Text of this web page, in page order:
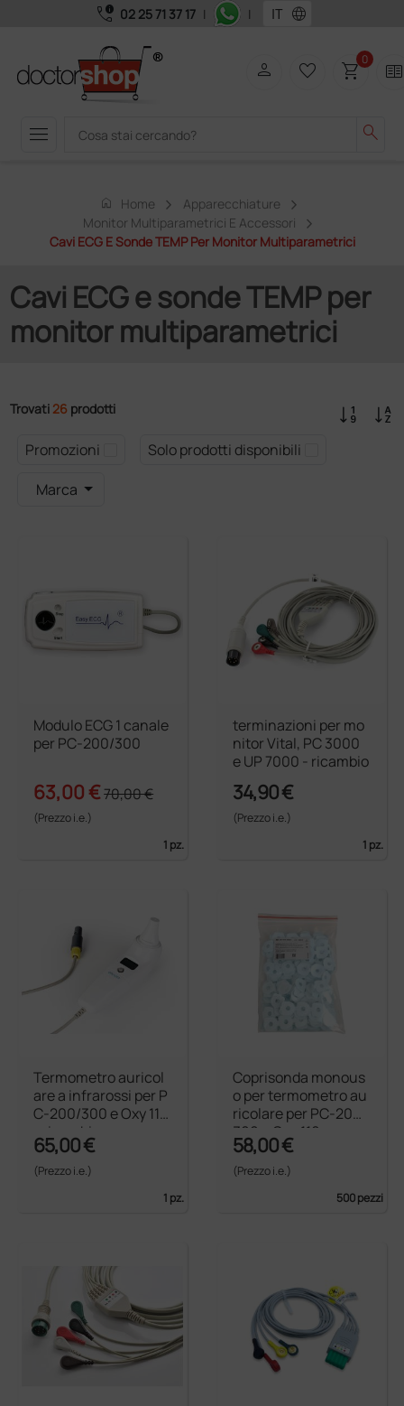
call_quality 02 25 71 37 17 | | language
menu search
person favorite_border shopping_cart0 two_pager
home Home
Apparecchiature
Monitor Multiparametrici E Accessori
Cavi ECG E Sonde TEMP Per Monitor Multiparametrici
Cavi ECG e sonde TEMP per
monitor multiparametrici
Trovati 26 prodotti
Promozioni
Solo prodotti disponibili
Marca
Modulo ECG 1 canale
per PC-200/300
63,00 €70,00 €
(Prezzo i.e.)
1 pz.
terminazioni per mo
nitor Vital, PC 3000
e UP 7000 - ricambio
34,90 €
(Prezzo i.e.)
1 pz.
Termometro auricol
are a infrarossi per P
C-200/300 e Oxy 110
- ricambio
65,00 €
(Prezzo i.e.)
1 pz.
Coprisonda monous
o per termometro au
ricolare per PC-200/
300 e Oxy 110
58,00 €
(Prezzo i.e.)
500 pezzi